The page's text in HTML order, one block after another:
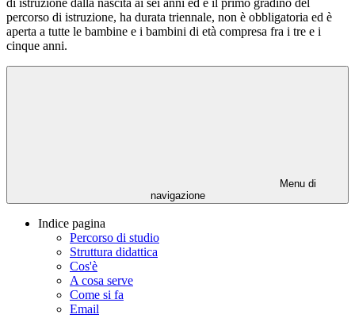
di istruzione dalla nascita ai sei anni ed è il primo gradino del
percorso di istruzione, ha durata triennale, non è obbligatoria ed è
aperta a tutte le bambine e i bambini di età compresa fra i tre e i
cinque anni.
Menu di
navigazione
Indice pagina
Percorso di studio
Struttura didattica
Cos'è
A cosa serve
Come si fa
Email